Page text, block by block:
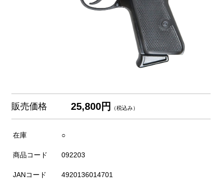
販売価格 25,800円 （税込み）
在庫 ○
商品コード 092203
JANコード 4920136014701